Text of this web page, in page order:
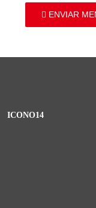
ENVIAR
ICONO14